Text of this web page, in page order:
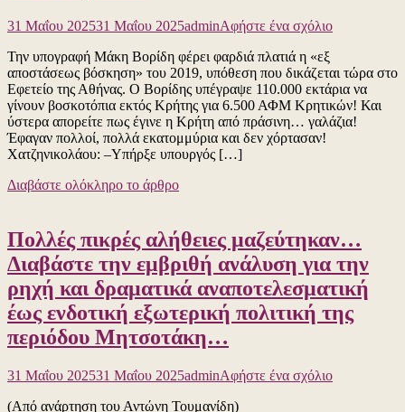
31 Μαΐου 202531 Μαΐου 2025adminΑφήστε ένα σχόλιογια
εξ
Ο
Βορίδης
το
μάτι
στην
τεράστια
απάτη
των
Την υπογραφή Μάκη Βορίδη φέρει φαρδιά πλατιά η «εξ
αποστάσεως βόσκηση» του 2019, υπόθεση που δικάζεται τώρα στο
Εφετείο της Αθήνας. Ο Βορίδης υπέγραψε 110.000 εκτάρια να
γίνουν βοσκοτόπια εκτός Κρήτης για 6.500 ΑΦΜ Κρητικών! Και
ύστερα απορείτε πως έγινε η Κρήτη από πράσινη… γαλάζια!
Έφαγαν πολλοί, πολλά εκατομμύρια και δεν χόρτασαν!
Χατζηνικολάου: –Υπήρξε υπουργός […]
Διαβάστε ολόκληρο το άρθρο
Πολλές πικρές αλήθειες μαζεύτηκαν…
Διαβάστε την εμβριθή ανάλυση για την
ρηχή και δραματικά αναποτελεσματική
έως ενδοτική εξωτερική πολιτική της
περιόδου Μητσοτάκη…
31 Μαΐου 202531 Μαΐου 2025adminΑφήστε ένα σχόλιογια
(Από ανάρτηση του Αντώνη Τουμανίδη)